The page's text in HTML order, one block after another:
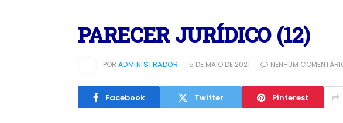
PARECER JURÍDICO (12)
POR ADMINISTRADOR 5 DE MAIO DE 2021 NENHUM
Facebook Twitter Pinterest